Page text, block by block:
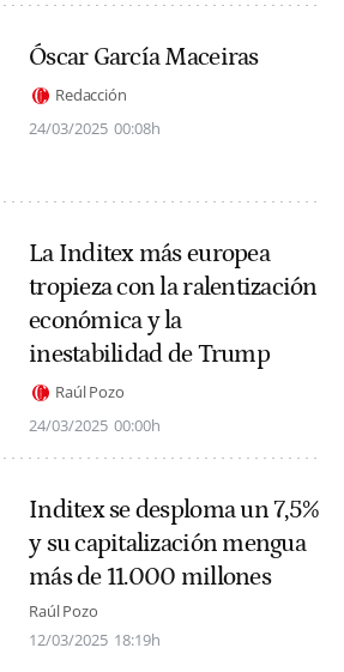
Óscar García Maceiras
Redacción
24/03/2025 00:08h
La Inditex más europea
tropieza con la ralentización
económica y la
inestabilidad de Trump
Raúl Pozo
24/03/2025 00:00h
Inditex se desploma un 7,5%
y su capitalización mengua
más de 11.000 millones
Raúl Pozo
12/03/2025 18:19h